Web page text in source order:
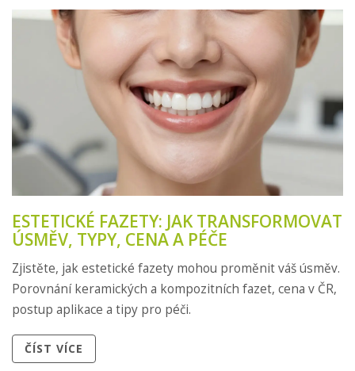
ESTETICKÉ FAZETY: JAK TRANSFORMOVAT
ÚSMĚV, TYPY, CENA A PÉČE
Zjistěte, jak estetické fazety mohou proměnit váš úsměv.
Porovnání keramických a kompozitních fazet, cena v ČR,
postup aplikace a tipy pro péči.
ČÍST VÍCE